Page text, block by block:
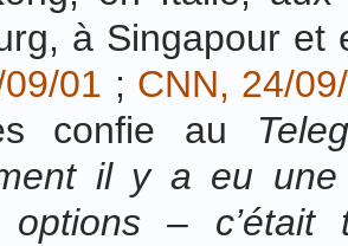
à Singapour et
01 ; CNN, 24/
confie au
il y a eu
options –